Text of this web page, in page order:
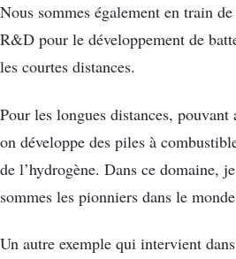
Nous sommes également en train
R&D pour le développement de
les courtes distances.
Pour les longues distances,
on développe des piles à
de l’hydrogène. Dans ce domaine,
sommes les pionniers dans le
Un autre exemple qui intervient